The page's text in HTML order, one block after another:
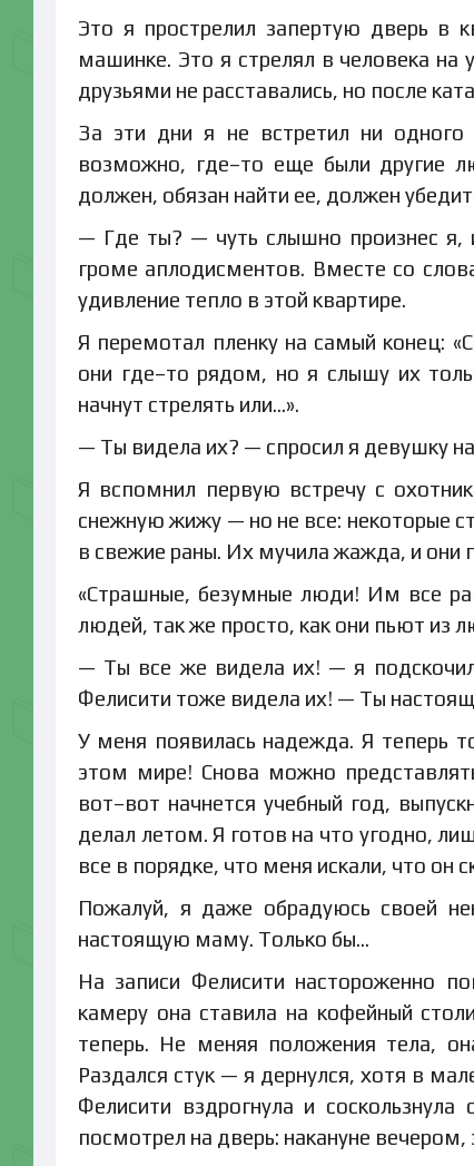
Это я прострелил запертую дверь в
машинке. Это я стрелял в человека
друзьями не расставались, но после
За эти дни я не встретил ни одного
возможно, где–то еще были другие
должен, обязан найти ее, должен
— Где ты? — чуть слышно произнес я,
громе аплодисментов. Вместе со
удивление тепло в этой квартире.
Я перемотал пленку на самый конец:
они где–то рядом, но я слышу их
начнут стрелять или…».
— Ты видела их? — спросил я девушку
Я вспомнил первую встречу с
снежную жижу — но не все: некоторые
в свежие раны. Их мучила жажда, и они
«Страшные, безумные люди! Им все
людей, так же просто, как они пьют из
— Ты все же видела их! — я
Фелисити тоже видела их! — Ты
У меня появилась надежда. Я теперь
этом мире! Снова можно
вот–вот начнется учебный год,
делал летом. Я готов на что угодно,
все в порядке, что меня искали, что он
Пожалуй, я даже обрадуюсь своей
настоящую маму. Только бы…
На записи Фелисити настороженно
камеру она ставила на кофейный
теперь. Не меняя положения тела,
Раздался стук — я дернулся, хотя в
Фелисити вздрогнула и
посмотрел на дверь: накануне вечером,